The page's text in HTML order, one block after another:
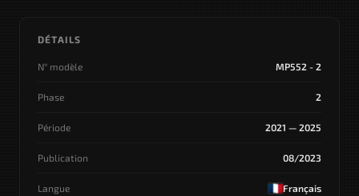
DÉTAILS
N° modèle MP552 - 2
Phase 2
Période 2021 — 2025
Publication 08/2023
Langue Français